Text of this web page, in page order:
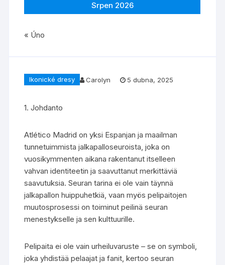
Ikonické dresy Carolyn 5 dubna, 2025
1. Johdanto
Atlético Madrid on yksi Espanjan ja maailman
tunnetuimmista jalkapalloseuroista, joka on
vuosikymmenten aikana rakentanut itselleen
vahvan identiteetin ja saavuttanut merkittäviä
saavutuksia. Seuran tarina ei ole vain täynnä
jalkapallon huippuhetkiä, vaan myös pelipaitojen
muutosprosessi on toiminut peilinä seuran
menestykselle ja sen kulttuurille.
Pelipaita ei ole vain urheiluvaruste – se on symboli,
joka yhdistää pelaajat ja fanit, kertoo seuran
Srpen 2026
« Úno